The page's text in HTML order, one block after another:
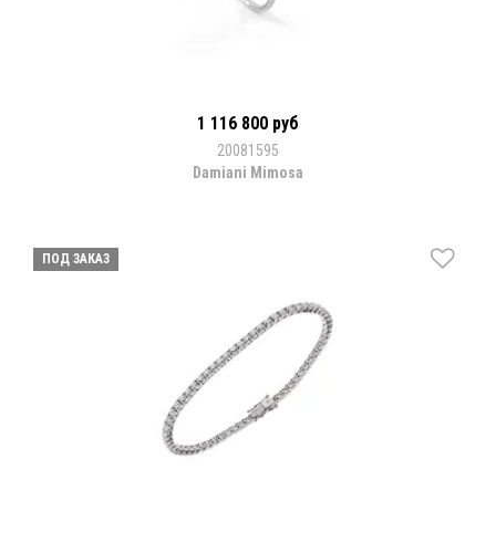
1 116 800 руб
20081595
Damiani Mimosa
ПОД ЗАКАЗ